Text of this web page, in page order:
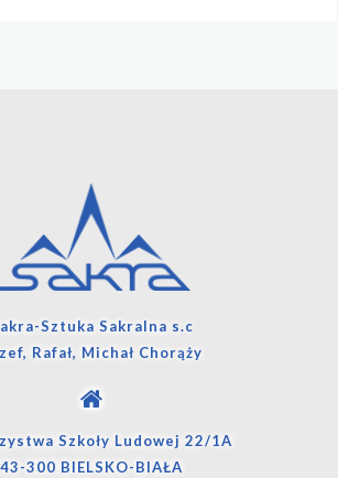
Sztuka Sakralna s.c
Rafał, Michał Chorąży
Szkoły Ludowej 22/1A
43-300 BIELSKO-BIAŁA